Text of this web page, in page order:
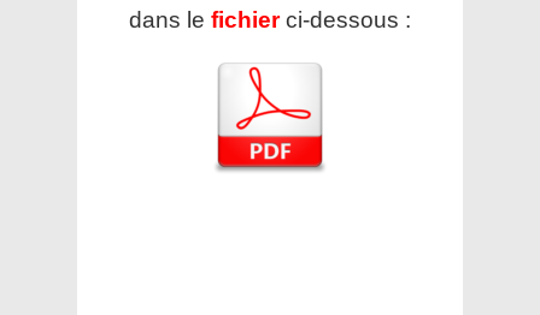
dans le fichier ci-dessous :